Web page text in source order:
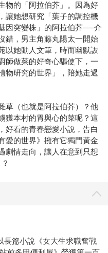
物的「阿拉伯芥」。因為好
讓她想研究「葉子的調控機
因突變株」的阿拉伯芥──介
錯，男主角藤丸陽太一開始
以她動人文筆，時而幽默詼
師做菜的好奇心驅使下，一
物研究的世界」，陪她走過
草（也就是阿拉伯芥）？他
獲本村的胃與心的菜呢？這
好看的青春戀愛小說，告白
愛的世界》擁有它獨門黃金
劇情走向，讓人在意到只想
長篇小說《女大生求職奮戰